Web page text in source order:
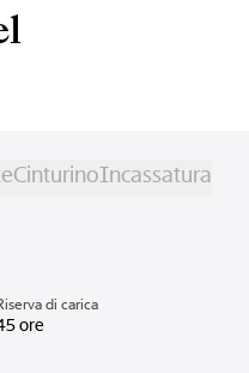
CinturinoIncassatura
di carica
ore